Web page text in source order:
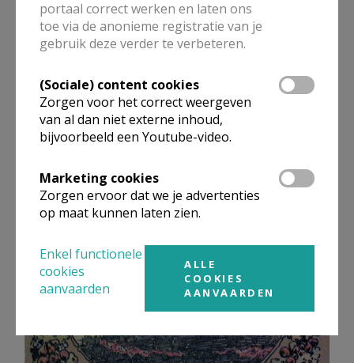
portaal correct werken en laten ons
toe via de anonieme registratie van je
gebruik deze verder te verbeteren.
(Sociale) content cookies
Zorgen voor het correct weergeven
van al dan niet externe inhoud,
bijvoorbeeld een Youtube-video.
Marketing cookies
Zorgen ervoor dat we je advertenties
op maat kunnen laten zien.
Enkel functionele
cookies
aanvaarden
ALLE
COOKIES
AANVAARDEN